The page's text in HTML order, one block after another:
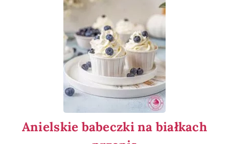
Anielskie babeczki na białkach